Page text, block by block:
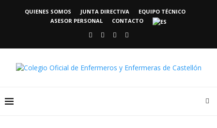
QUIENES SOMOS JUNTA DIRECTIVA
EQUIPO TÉCNICO
ASESOR PERSONAL
CONTACTO